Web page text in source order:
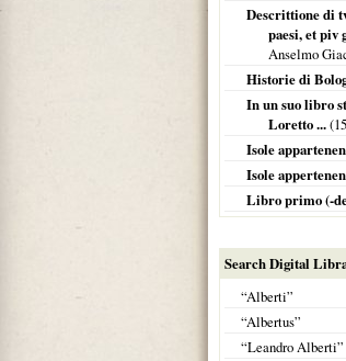
Descrittione di
paesi, et
Anselmo
Historie di
In un suo libro
Loretto ...(
Isole
Isole
Libro primo (-
Search Digital
“Alberti”
“Albertus”
“Leandro Alberti”